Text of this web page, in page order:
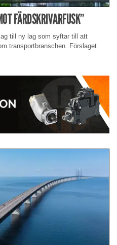
FÄRDSKRIVARFUSK”
till ny lag som syftar till att
transportbranschen. Förslaget